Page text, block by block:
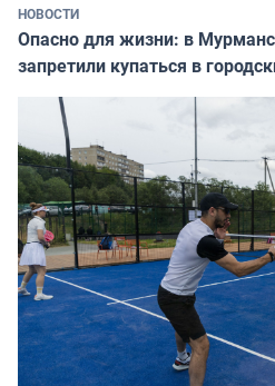
НОВОСТИ
Опасно для жизни: в
запретили купаться в